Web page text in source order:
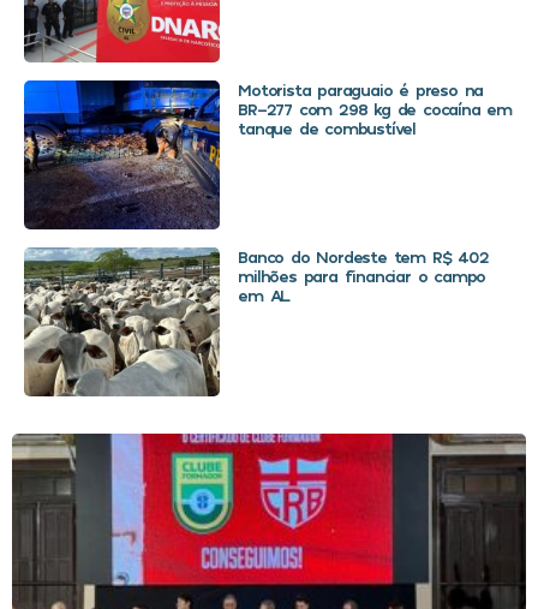
Motorista paraguaio é preso na
BR-277 com 298 kg de cocaína em
tanque de combustível
Banco do Nordeste tem R$ 402
milhões para financiar o campo
em AL